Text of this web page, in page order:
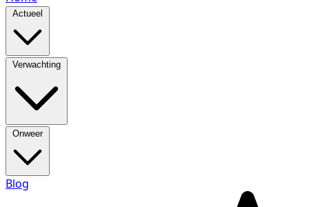
Actueel
Verwachting
Onweer
Blog